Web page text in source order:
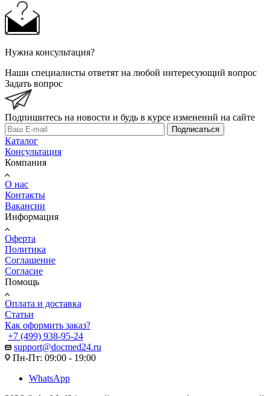
Нужна консультация?
Наши специалисты ответят на любой интересующий вопрос
Задать вопрос
Подпишитесь на новости и будь в курсе изменений на сайте
Подписаться
Каталог
Консультация
Компания
О нас
Контакты
Вакансии
Информация
Оферта
Политика
Соглашение
Согласие
Помощь
Оплата и доставка
Статьи
Как оформить заказ?
+7 (499) 938-95-24
support@docmed24.ru
Пн-Пт: 09:00 - 19:00
WhatsApp